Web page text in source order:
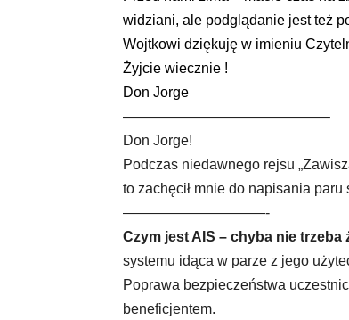
widziani, ale podglądanie jest też
Wojtkowi dziękuję w imieniu
Żyjcie wiecznie !
Don Jorge
——————————————–
Don Jorge!
Podczas niedawnego rejsu
to zachęcił mnie do napisania
——————————-
Czym jest AIS – chyba nie trzeba
systemu idąca w parze z jego
Poprawa bezpieczeństwa
beneficjentem.